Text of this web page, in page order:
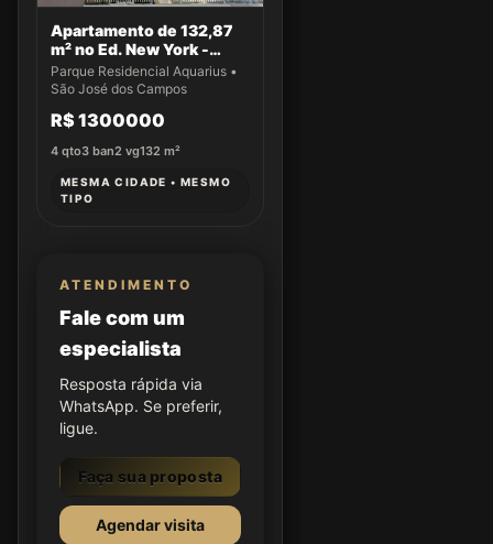
Apartamento de 132,87
m² no Ed. New York -
Apto 61
Parque Residencial Aquarius •
São José dos Campos
R$ 1300000
4 qto3 ban2 vg132 m²
MESMA CIDADE • MESMO
TIPO
ATENDIMENTO
Fale com um
especialista
Resposta rápida via
WhatsApp. Se preferir,
ligue.
Faça sua proposta
Agendar visita